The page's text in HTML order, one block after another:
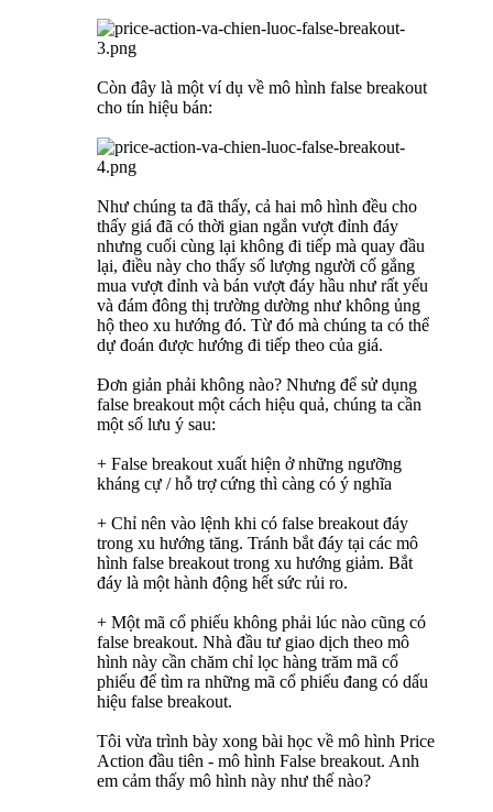
Còn đây là một ví dụ về mô hình false breakout
cho tín hiệu bán:
Như chúng ta đã thấy, cả hai mô hình đều cho
thấy giá đã có thời gian ngắn vượt đỉnh đáy
nhưng cuối cùng lại không đi tiếp mà quay đầu
lại, điều này cho thấy số lượng người cố gắng
mua vượt đỉnh và bán vượt đáy hầu như rất yếu
và đám đông thị trường dường như không ủng
hộ theo xu hướng đó. Từ đó mà chúng ta có thể
dự đoán được hướng đi tiếp theo của giá.
Đơn giản phải không nào? Nhưng để sử dụng
false breakout một cách hiệu quả, chúng ta cần
một số lưu ý sau:
+ False breakout xuất hiện ở những ngưỡng
kháng cự / hỗ trợ cứng thì càng có ý nghĩa
+ Chỉ nên vào lệnh khi có false breakout đáy
trong xu hướng tăng. Tránh bắt đáy tại các mô
hình false breakout trong xu hướng giảm. Bắt
đáy là một hành động hết sức rủi ro.
+ Một mã cổ phiếu không phải lúc nào cũng có
false breakout. Nhà đầu tư giao dịch theo mô
hình này cần chăm chỉ lọc hàng trăm mã cổ
phiếu để tìm ra những mã cổ phiếu đang có dấu
hiệu false breakout.
Tôi vừa trình bày xong bài học về mô hình Price
Action đầu tiên - mô hình False breakout. Anh
em cảm thấy mô hình này như thế nào?